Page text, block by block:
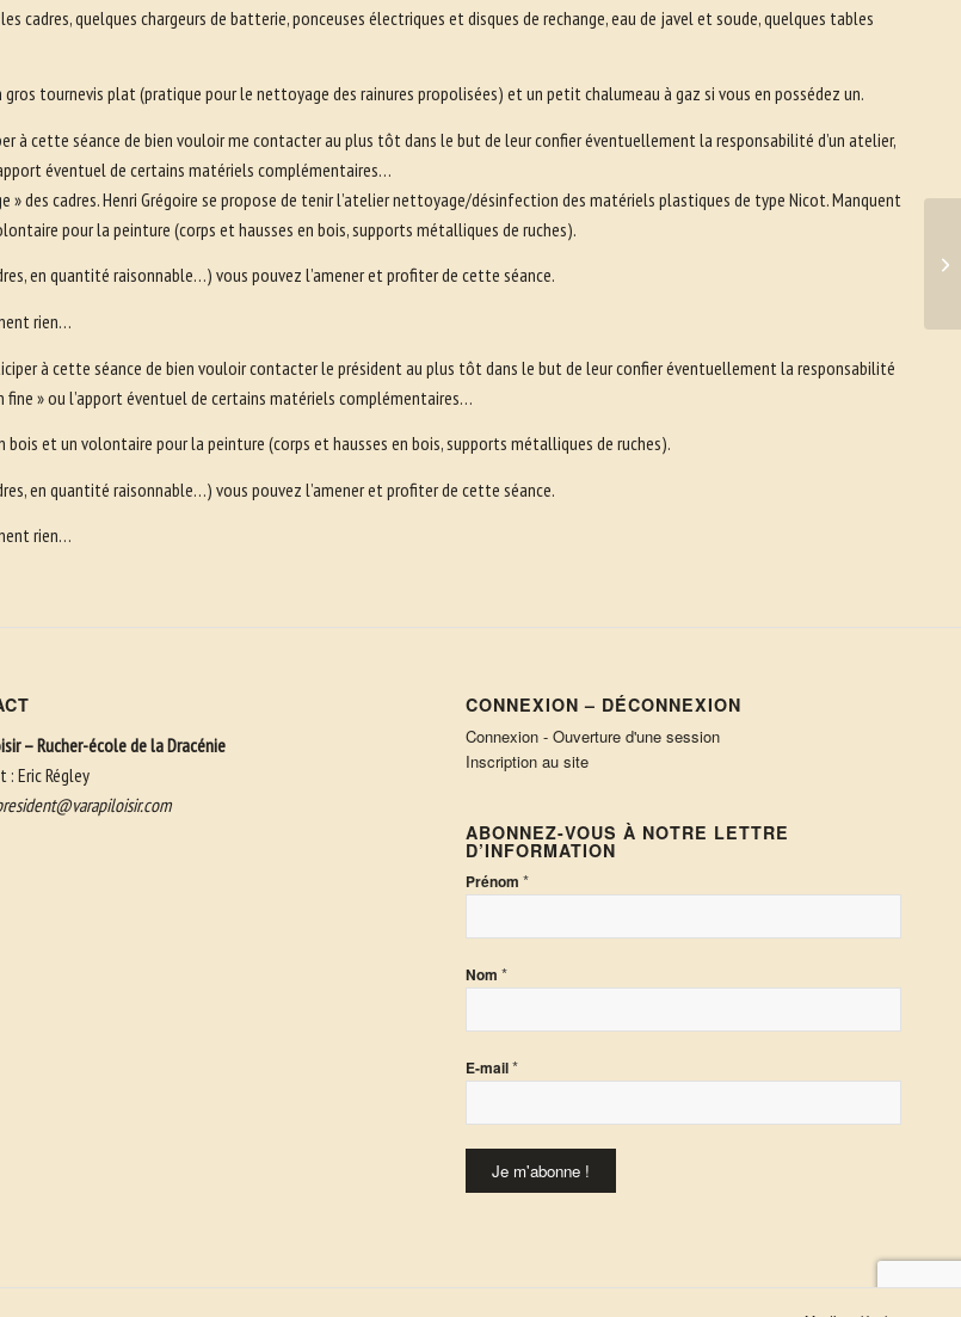
cadres, quelques chargeurs de batterie, ponceuses électriques et disques de rechange, eau de javel et soude, quelques tables
tournevis plat (pratique pour le nettoyage des rainures propolisées) et un petit chalumeau à gaz si vous en possédez un.
à cette séance de bien vouloir me contacter au plus tôt dans le but de leur confier éventuellement la responsabilité d’un atelier,
éventuel de certains matériels complémentaires…
» des cadres. Henri Grégoire se propose de tenir l’atelier nettoyage/désinfection des matériels plastiques de type Nicot. Manquent
pour la peinture (corps et hausses en bois, supports métalliques de ruches).
en quantité raisonnable…) vous pouvez l’amener et profiter de cette séance.
rien…
à cette séance de bien vouloir contacter le président au plus tôt dans le but de leur confier éventuellement la responsabilité
fine » ou l’apport éventuel de certains matériels complémentaires…
et un volontaire pour la peinture (corps et hausses en bois, supports métalliques de ruches).
en quantité raisonnable…) vous pouvez l’amener et profiter de cette séance.
rien…
– Rucher-école de la Dracénie
: Eric Régley
CONNEXION – DÉCONNEXION
Connexion - Ouverture d'une session
Inscription au site
ABONNEZ-VOUS À NOTRE LETTRE
D’INFORMATION
Prénom*
Nom*
E-mail*